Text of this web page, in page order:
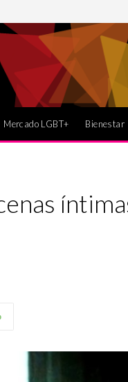
Mercado LGBT+ Bienestar